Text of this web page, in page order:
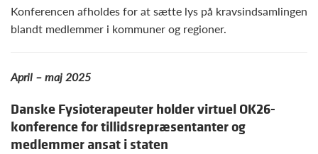
Konferencen afholdes for at sætte lys på kravsindsamlingen
blandt medlemmer i kommuner og regioner.
April – maj 2025
Danske Fysioterapeuter holder virtuel OK26-
konference for tillidsrepræsentanter og
medlemmer ansat i staten